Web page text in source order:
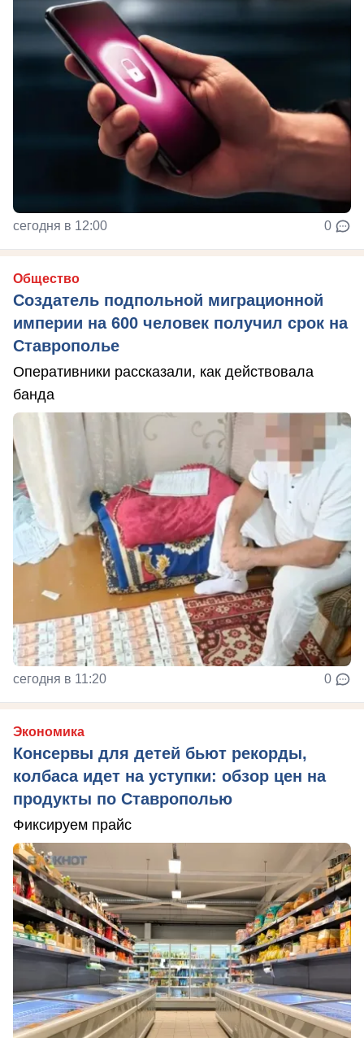
сегодня в 12:00 0
Общество
Создатель подпольной миграционной
империи на 600 человек получил срок на
Ставрополье
Оперативники рассказали, как действовала
банда
сегодня в 11:20 0
Экономика
Консервы для детей бьют рекорды,
колбаса идет на уступки: обзор цен на
продукты по Ставрополью
Фиксируем прайс